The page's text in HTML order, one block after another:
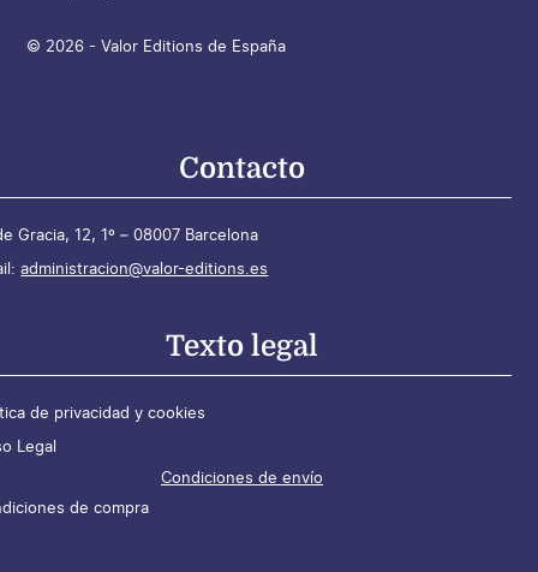
© 2026 - Valor Editions de España
Contacto
Gracia, 12, 1º – 08007 Barcelona
administracion@valor-editions.es
Texto legal
de privacidad y cookies
Legal
Condiciones de envío
de compra